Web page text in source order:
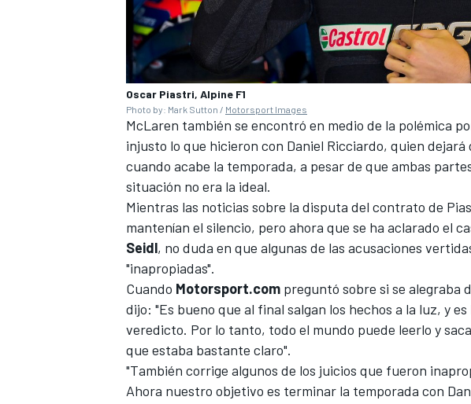
MÁS CATEGORÍAS
Oscar Piastri, Alpine F1
Photo by: Mark Sutton / Motorsport Images
McLaren también se encontró en medio de la polémica
injusto lo que hicieron con Daniel Ricciardo, quien
cuando acabe la temporada, a pesar de que ambas
situación no era la ideal.
Mientras las noticias sobre la disputa del contrato de
mantenían el silencio, pero ahora que se ha aclarado el
Seidl, no duda en que algunas de las acusaciones
"inapropiadas".
Cuando Motorsport.com preguntó sobre si se alegraba
dijo: "Es bueno que al final salgan los hechos a la luz, y
veredicto. Por lo tanto, todo el mundo puede leerlo y
que estaba bastante claro".
"También corrige algunos de los juicios que fueron
Ahora nuestro objetivo es terminar la temporada con